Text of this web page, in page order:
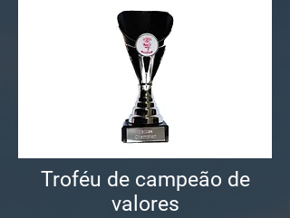
Troféu de campeão de
valores